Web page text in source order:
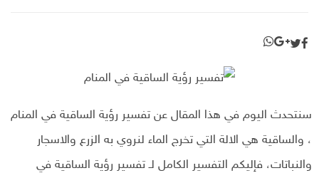
سنتحدث اليوم في هذا المقال عن تفسير رؤية الساقية في المنام
، والساقية هي الالة التي تخرج الماء لنروي به الزرع والاسجار
والنباتات، فإليكم التفسير الكامل لـ تفسير رؤية الساقية في